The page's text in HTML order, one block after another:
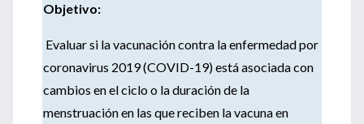
Objetivo:
Evaluar si la vacunación contra la enfermedad por
coronavirus 2019 (COVID-19) está asociada con
cambios en el ciclo o la duración de la
menstruación en las que reciben la vacuna en